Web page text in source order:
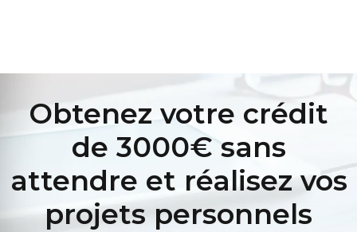
Obtenez votre crédit
de 3000€ sans
attendre et réalisez vos
projets personnels